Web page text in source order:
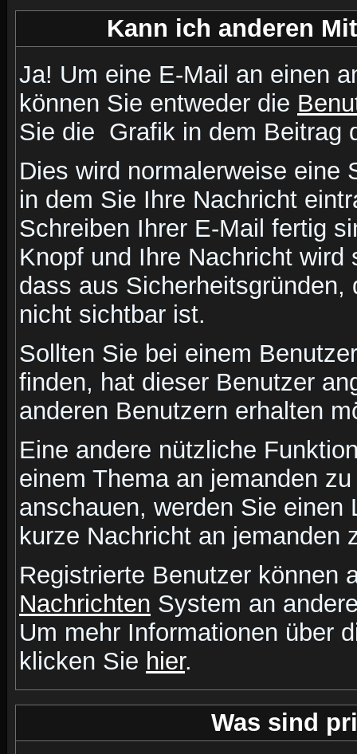
Kann ich anderen
Ja! Um eine E-Mail an einen
können Sie entweder die
Sie die Grafik in dem Beitrag
Dies wird normalerweise eine
in dem Sie Ihre Nachricht
Schreiben Ihrer E-Mail fertig
Knopf und Ihre Nachricht
dass aus
nicht sichtbar ist.
Sollten Sie bei einem
finden, hat dieser Benutzer
anderen Benutzern erhalten
Eine andere nützliche
einem Thema an jemanden
anschauen, werden Sie
kurze Nachricht an jemanden
Registrierte Benutzer können
Nachrichten System an
Um mehr Informationen über
klicken Sie hier.
Was sind